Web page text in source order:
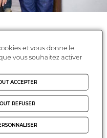
de l'élève
enfant en situation
des difficultés
et vous donne le
vous souhaitez activer
ACCEPTER
REFUSER